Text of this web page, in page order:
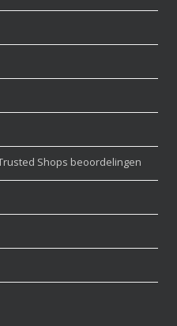
Shops beoordelingen